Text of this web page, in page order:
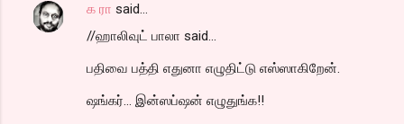
க ரா said…
//ஹாலிவுட் பாலா said...
பதிவை பத்தி எதுனா எழுதிட்டு எஸ்ஸாகிறேன்.
ஷங்கர்... இன்ஸப்ஷன் எழுதுங்க!!